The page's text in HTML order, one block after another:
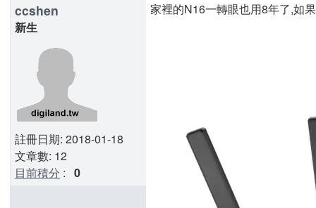
ccshen
新生
註冊日期: 2018-01-18
文章數: 12
目前積分 : 0
家裡的N16一轉眼也用8年了,如